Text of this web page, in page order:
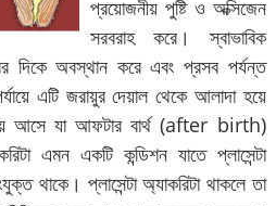
প্রয়োজনীয় পুষ্টি ও অক্সিজেন
সরবরাহ করে। স্বাভাবিক
দিকে অবস্থান করে এবং প্রসব পর্যন্ত
এটি জরায়ুর দেয়াল থেকে আলাদা হয়ে
আসে যা আফটার বার্থ (after birth)
এমন একটি কন্ডিশন যাতে প্লাসেন্টা
থাকে। প্লাসেন্টা অ্যাকরিটা থাকলে তা